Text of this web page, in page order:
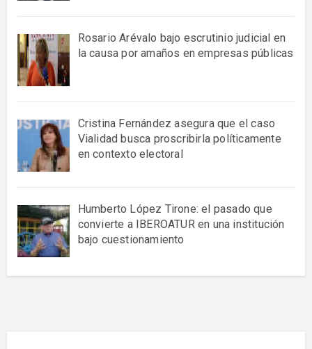
Rosario Arévalo bajo escrutinio judicial en
la causa por amaños en empresas públicas
Cristina Fernández asegura que el caso
Vialidad busca proscribirla políticamente
en contexto electoral
Humberto López Tirone: el pasado que
convierte a IBEROATUR en una institución
bajo cuestionamiento